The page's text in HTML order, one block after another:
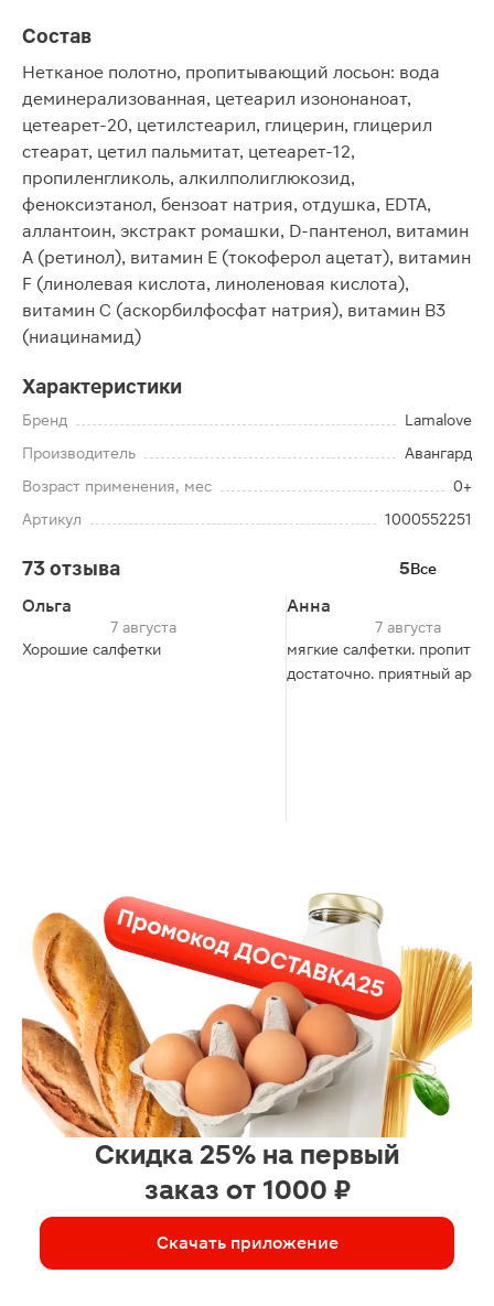
Состав
Нетканое полотно, пропитывающий лосьон: вода
деминерализованная, цетеарил изононаноат,
цетеарет-20, цетилстеарил, глицерин, глицерил
стеарат, цетил пальмитат, цетеарет-12,
пропиленгликоль, алкилполиглюкозид,
феноксиэтанол, бензоат натрия, отдушка, EDTA,
аллантоин, экстракт ромашки, D-пантенол, витамин
А (ретинол), витамин Е (токоферол ацетат), витамин
F (линолевая кислота, линоленовая кислота),
витамин С (аскорбилфосфат натрия), витамин В3
(ниацинамид)
Характеристики
Бренд
Lamalove
Производитель
Авангард
Возраст применения, мес
0+
Артикул
1000552251
73 отзыва 5Все
Ольга
7 августа
Хорошие салфетки
Анна
7 августа
мягкие салфетки. пропитки
достаточно. приятный
Скидка 25% на первый
заказ от 1000 ₽
Скачать приложение